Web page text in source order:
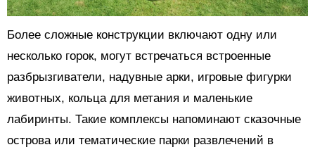
Более сложные конструкции включают одну или
несколько горок, могут встречаться встроенные
разбрызгиватели, надувные арки, игровые фигурки
животных, кольца для метания и маленькие
лабиринты. Такие комплексы напоминают сказочные
острова или тематические парки развлечений в